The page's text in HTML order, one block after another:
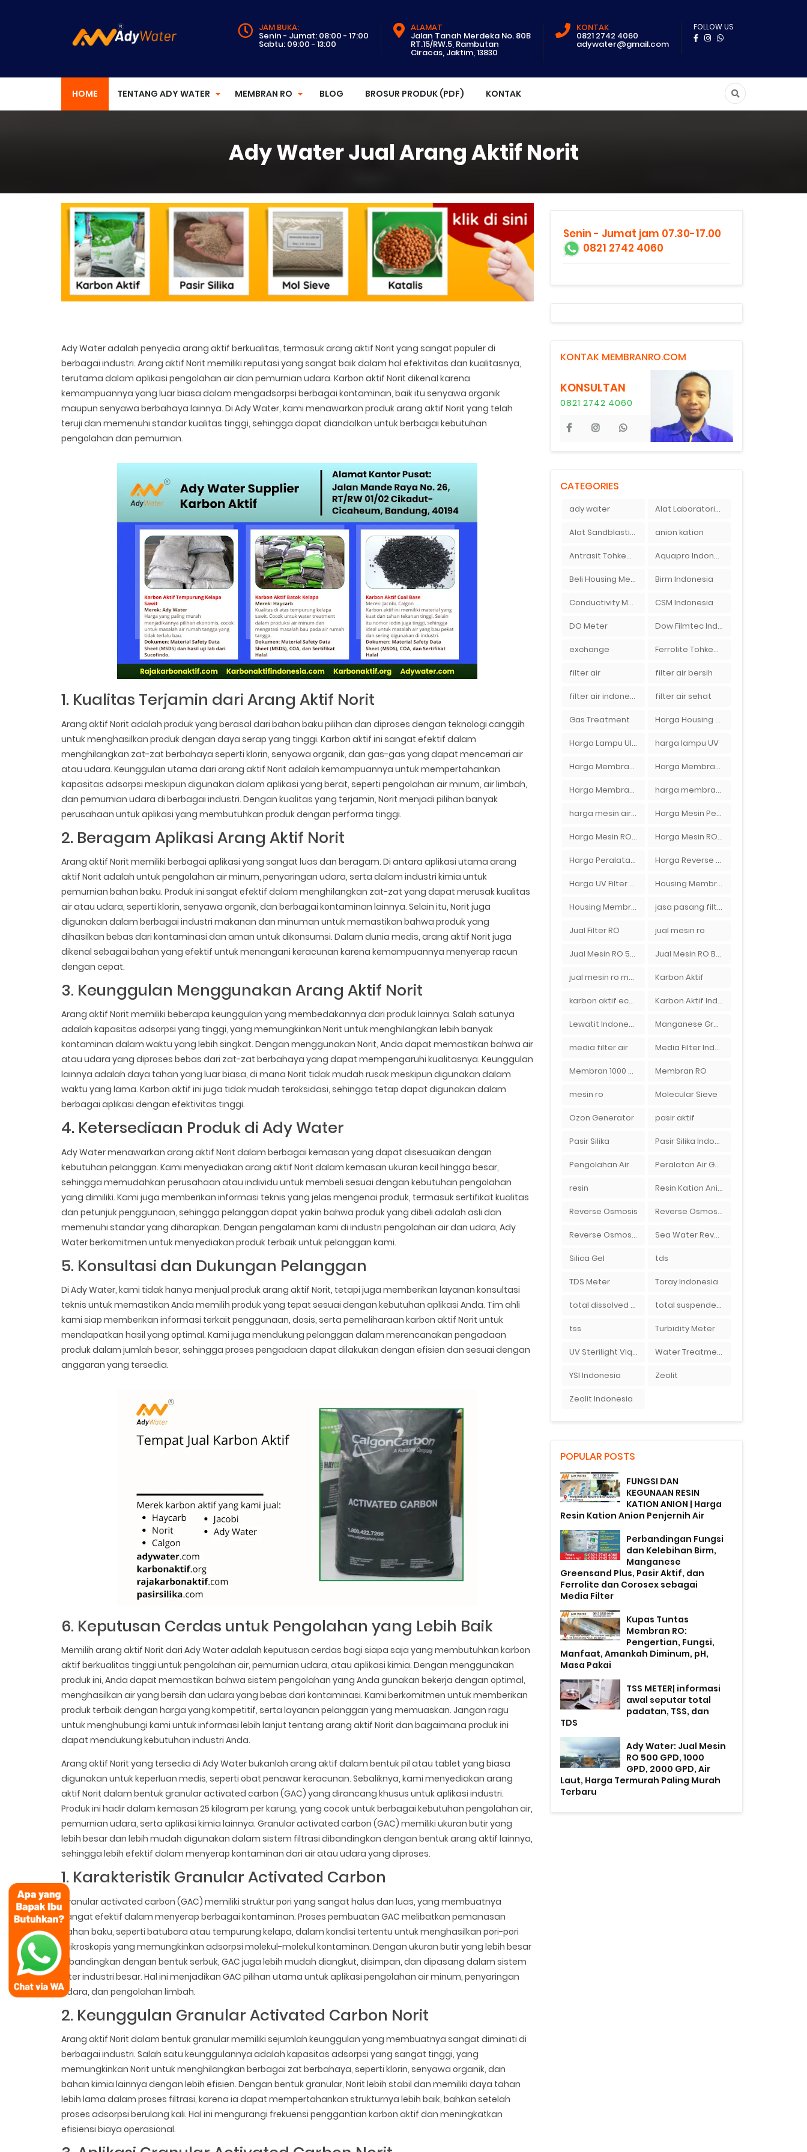
JAM BUKA:
Senin - Jumat: 08:00 - 17:00
Sabtu: 09:00 - 13:00
ALAMAT
Jalan Tanah Merdeka No. 80B
RT.15/RW.5, Rambutan
Ciracas, Jaktim, 13830
KONTAK
0821 2742 4060
adywater@gmail.com
FOLLOW US
HOME TENTANG ADY WATER MEMBRAN RO BLOG BROSUR PRODUK (PDF) KONTAK
Ady Water Jual Arang Aktif Norit
Ady Water adalah penyedia arang aktif berkualitas, termasuk arang aktif Norit yang sangat populer di
berbagai industri. Arang aktif Norit memiliki reputasi yang sangat baik dalam hal efektivitas dan kualitasnya,
terutama dalam aplikasi pengolahan air dan pemurnian udara. Karbon aktif Norit dikenal karena
kemampuannya yang luar biasa dalam mengadsorpsi berbagai kontaminan, baik itu senyawa organik
maupun senyawa berbahaya lainnya. Di Ady Water, kami menawarkan produk arang aktif Norit yang telah
teruji dan memenuhi standar kualitas tinggi, sehingga dapat diandalkan untuk berbagai kebutuhan
pengolahan dan pemurnian.
1. Kualitas Terjamin dari Arang Aktif Norit
Arang aktif Norit adalah produk yang berasal dari bahan baku pilihan dan diproses dengan teknologi canggih
untuk menghasilkan produk dengan daya serap yang tinggi. Karbon aktif ini sangat efektif dalam
menghilangkan zat-zat berbahaya seperti klorin, senyawa organik, dan gas-gas yang dapat mencemari air
atau udara. Keunggulan utama dari arang aktif Norit adalah kemampuannya untuk mempertahankan
kapasitas adsorpsi meskipun digunakan dalam aplikasi yang berat, seperti pengolahan air minum, air limbah,
dan pemurnian udara di berbagai industri. Dengan kualitas yang terjamin, Norit menjadi pilihan banyak
perusahaan untuk aplikasi yang membutuhkan produk dengan performa tinggi.
2. Beragam Aplikasi Arang Aktif Norit
Arang aktif Norit memiliki berbagai aplikasi yang sangat luas dan beragam. Di antara aplikasi utama arang
aktif Norit adalah untuk pengolahan air minum, penyaringan udara, serta dalam industri kimia untuk
pemurnian bahan baku. Produk ini sangat efektif dalam menghilangkan zat-zat yang dapat merusak kualitas
air atau udara, seperti klorin, senyawa organik, dan berbagai kontaminan lainnya. Selain itu, Norit juga
digunakan dalam berbagai industri makanan dan minuman untuk memastikan bahwa produk yang
dihasilkan bebas dari kontaminasi dan aman untuk dikonsumsi. Dalam dunia medis, arang aktif Norit juga
dikenal sebagai bahan yang efektif untuk menangani keracunan karena kemampuannya menyerap racun
dengan cepat.
3. Keunggulan Menggunakan Arang Aktif Norit
Arang aktif Norit memiliki beberapa keunggulan yang membedakannya dari produk lainnya. Salah satunya
adalah kapasitas adsorpsi yang tinggi, yang memungkinkan Norit untuk menghilangkan lebih banyak
kontaminan dalam waktu yang lebih singkat. Dengan menggunakan Norit, Anda dapat memastikan bahwa air
atau udara yang diproses bebas dari zat-zat berbahaya yang dapat mempengaruhi kualitasnya. Keunggulan
lainnya adalah daya tahan yang luar biasa, di mana Norit tidak mudah rusak meskipun digunakan dalam
waktu yang lama. Karbon aktif ini juga tidak mudah teroksidasi, sehingga tetap dapat digunakan dalam
berbagai aplikasi dengan efektivitas tinggi.
4. Ketersediaan Produk di Ady Water
Ady Water menawarkan arang aktif Norit dalam berbagai kemasan yang dapat disesuaikan dengan
kebutuhan pelanggan. Kami menyediakan arang aktif Norit dalam kemasan ukuran kecil hingga besar,
sehingga memudahkan perusahaan atau individu untuk membeli sesuai dengan kebutuhan pengolahan
yang dimiliki. Kami juga memberikan informasi teknis yang jelas mengenai produk, termasuk sertifikat kualitas
dan petunjuk penggunaan, sehingga pelanggan dapat yakin bahwa produk yang dibeli adalah asli dan
memenuhi standar yang diharapkan. Dengan pengalaman kami di industri pengolahan air dan udara, Ady
Water berkomitmen untuk menyediakan produk terbaik untuk pelanggan kami.
5. Konsultasi dan Dukungan Pelanggan
Di Ady Water, kami tidak hanya menjual produk arang aktif Norit, tetapi juga memberikan layanan konsultasi
teknis untuk memastikan Anda memilih produk yang tepat sesuai dengan kebutuhan aplikasi Anda. Tim ahli
kami siap memberikan informasi terkait penggunaan, dosis, serta pemeliharaan karbon aktif Norit untuk
mendapatkan hasil yang optimal. Kami juga mendukung pelanggan dalam merencanakan pengadaan
produk dalam jumlah besar, sehingga proses pengadaan dapat dilakukan dengan efisien dan sesuai dengan
anggaran yang tersedia.
6. Keputusan Cerdas untuk Pengolahan yang Lebih Baik
Memilih arang aktif Norit dari Ady Water adalah keputusan cerdas bagi siapa saja yang membutuhkan karbon
aktif berkualitas tinggi untuk pengolahan air, pemurnian udara, atau aplikasi kimia. Dengan menggunakan
produk ini, Anda dapat memastikan bahwa sistem pengolahan yang Anda gunakan bekerja dengan optimal,
menghasilkan air yang bersih dan udara yang bebas dari kontaminasi. Kami berkomitmen untuk memberikan
produk terbaik dengan harga yang kompetitif, serta layanan pelanggan yang memuaskan. Jangan ragu
untuk menghubungi kami untuk informasi lebih lanjut tentang arang aktif Norit dan bagaimana produk ini
dapat mendukung kebutuhan industri Anda.
Arang aktif Norit yang tersedia di Ady Water bukanlah arang aktif dalam bentuk pil atau tablet yang biasa
digunakan untuk keperluan medis, seperti obat penawar keracunan. Sebaliknya, kami menyediakan arang
aktif Norit dalam bentuk granular activated carbon (GAC) yang dirancang khusus untuk aplikasi industri.
Produk ini hadir dalam kemasan 25 kilogram per karung, yang cocok untuk berbagai kebutuhan pengolahan air,
pemurnian udara, serta aplikasi kimia lainnya. Granular activated carbon (GAC) memiliki ukuran butir yang
lebih besar dan lebih mudah digunakan dalam sistem filtrasi dibandingkan dengan bentuk arang aktif lainnya,
sehingga lebih efektif dalam menyerap kontaminan dari air atau udara yang diproses.
1. Karakteristik Granular Activated Carbon
Granular activated carbon (GAC) memiliki struktur pori yang sangat halus dan luas, yang membuatnya
sangat efektif dalam menyerap berbagai kontaminan. Proses pembuatan GAC melibatkan pemanasan
bahan baku, seperti batubara atau tempurung kelapa, dalam kondisi tertentu untuk menghasilkan pori-pori
mikroskopis yang memungkinkan adsorpsi molekul-molekul kontaminan. Dengan ukuran butir yang lebih besar
dibandingkan dengan bentuk serbuk, GAC juga lebih mudah diangkut, disimpan, dan dipasang dalam sistem
filter industri besar. Hal ini menjadikan GAC pilihan utama untuk aplikasi pengolahan air minum, penyaringan
udara, dan pengolahan limbah.
2. Keunggulan Granular Activated Carbon Norit
Arang aktif Norit dalam bentuk granular memiliki sejumlah keunggulan yang membuatnya sangat diminati di
berbagai industri. Salah satu keunggulannya adalah kapasitas adsorpsi yang sangat tinggi, yang
memungkinkan Norit untuk menghilangkan berbagai zat berbahaya, seperti klorin, senyawa organik, dan
bahan kimia lainnya dengan lebih efisien. Dengan bentuk granular, Norit lebih stabil dan memiliki daya tahan
lebih lama dalam proses filtrasi, karena ia dapat mempertahankan strukturnya lebih baik, bahkan setelah
proses adsorpsi berulang kali. Hal ini mengurangi frekuensi penggantian karbon aktif dan meningkatkan
efisiensi biaya operasional.
Senin - Jumat jam 07.30-17.00
0821 2742 4060
KONTAK MEMBRANRO.COM
KONSULTAN
0821 2742 4060
CATEGORIES
ady water Alat Laboratorium Indonesia
Alat Sandblasting Kaca anion kation
Antrasit Tohkemy Jepang Indonesia Aquapro Indonesia
Beli Housing Membran Birm Indonesia
Conductivity Meter CSM Indonesia
DO Meter Dow Filmtec Indonesia
exchange Ferrolite Tohkemy Jepang Indonesia
filter air filter air bersih
filter air indonesia filter air sehat
Gas Treatment Harga Housing Membran RO 2000 GPD
Harga Lampu Ultraviolet Depot Air Isi Ulang harga lampu UV
Harga Membran Air Galon Harga Membran Kantor
Harga Membran RO 100 gpd harga membran ro 1000 gpd
harga mesin air ro Harga Mesin Pengisi Air Galon
Harga Mesin RO 2000 GPD Harga Mesin RO 500 GPD
Harga Peralatan RO Harga Reverse Osmosis di Semarang
Harga UV Filter Air Housing Membran
Housing Membran RO jasa pasang filter air
Jual Filter RO jual mesin ro
Jual Mesin RO 500 gpd 1 Membran Jual Mesin RO Bekas di Medan
jual mesin ro murah semarang Karbon Aktif
karbon aktif eceran Karbon Aktif Indonesia
Lewatit Indonesia Manganese Greensand Plus
media filter air Media Filter Indonesia
Membran 1000 GPD Membran RO
mesin ro Molecular Sieve
Ozon Generator pasir aktif
Pasir Silika Pasir Silika Indonesia
Pengolahan Air Peralatan Air Galon RO Palembang
resin Resin Kation Anion
Reverse Osmosis Reverse Osmosis Micron
Reverse Osmosis Surabaya Sea Water Reverse Osmosis
Silica Gel tds
TDS Meter Toray Indonesia
total dissolved solid total suspended solid
tss Turbidity Meter
UV Sterilight Viqua Water Treatment
YSI Indonesia Zeolit
Zeolit Indonesia
POPULAR POSTS
FUNGSI DAN
KEGUNAAN RESIN
KATION ANION | Harga
Resin Kation Anion Penjernih Air
Perbandingan Fungsi
dan Kelebihan Birm,
Manganese
Greensand Plus, Pasir Aktif, dan
Ferrolite dan Corosex sebagai
Media Filter
Kupas Tuntas
Membran RO:
Pengertian, Fungsi,
Manfaat, Amankah Diminum, pH,
Masa Pakai
TSS METER| informasi
awal seputar total
padatan, TSS, dan
TDS
Ady Water: Jual Mesin
RO 500 GPD, 1000
GPD, 2000 GPD, Air
Laut, Harga Termurah Paling Murah
Terbaru